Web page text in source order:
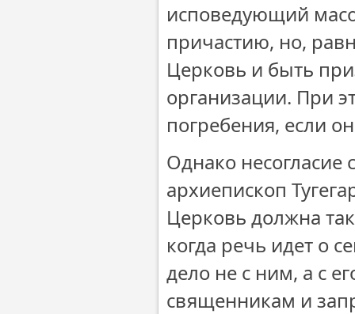
исповедующий
причастию, но,
Церковь и быть
организации. При
погребения, если
Однако несогласие
архиепископ
Церковь должна
когда речь идет о
дело не с ним, а с
священникам и